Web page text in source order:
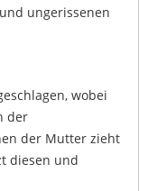
ungerissenen
wobei
der
der Mutter zieht
diesen und